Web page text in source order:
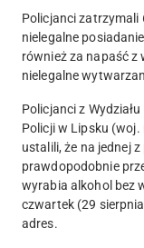
Policjanci zatrzymali
nielegalne
również za napaść z
nielegalne
Policjanci z
Policji w Lipsku
ustalili, że na jednej
prawdopodobnie
wyrabia alkohol bez
czwartek (29
adres.